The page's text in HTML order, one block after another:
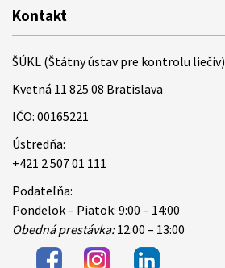
Kontakt
ŠÚKL (Štátny ústav pre kontrolu liečiv)
Kvetná 11 825 08 Bratislava
IČO: 00165221
Ústredňa:
+421 2 507 01 111
Podateľňa:
Pondelok – Piatok: 9:00 – 14:00
Obedná prestávka:12:00 – 13:00